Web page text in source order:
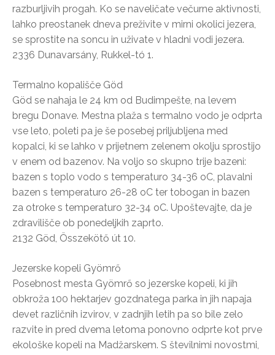
razburljivih progah. Ko se naveličate večurne aktivnosti,
lahko preostanek dneva preživite v mirni okolici jezera,
se sprostite na soncu in uživate v hladni vodi jezera.
2336 Dunavarsány, Rukkel-tó 1.
Termalno kopališče Göd
Göd se nahaja le 24 km od Budimpešte, na levem
bregu Donave. Mestna plaža s termalno vodo je odprta
vse leto, poleti pa je še posebej priljubljena med
kopalci, ki se lahko v prijetnem zelenem okolju sprostijo
v enem od bazenov. Na voljo so skupno trije bazeni:
bazen s toplo vodo s temperaturo 34-36 oC, plavalni
bazen s temperaturo 26-28 oC ter tobogan in bazen
za otroke s temperaturo 32-34 oC. Upoštevajte, da je
zdravilišče ob ponedeljkih zaprto.
2132 Göd, Összekötő út 10.
Jezerske kopeli Gyömrő
Posebnost mesta Gyömrő so jezerske kopeli, ki jih
obkroža 100 hektarjev gozdnatega parka in jih napaja
devet različnih izvirov, v zadnjih letih pa so bile zelo
razvite in pred dvema letoma ponovno odprte kot prve
ekološke kopeli na Madžarskem. S številnimi novostmi,